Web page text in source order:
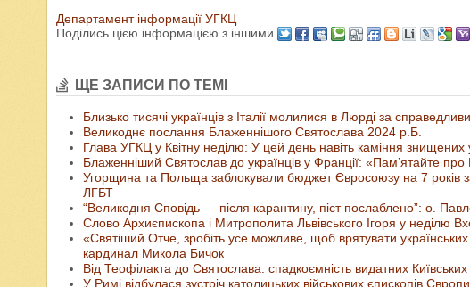
Департамент інформації УГКЦ
Поділись цією інформацією з іншими
ЩЕ ЗАПИСИ ПО ТЕМІ
Близько тисячі українців з Італії молилися в Люрді за
Великоднє послання Блаженнішого Святослава 2024 р.Б.
Глава УГКЦ у Квітну неділю: У цей день навіть каміння знищених
Блаженніший Святослав до українців у Франції: «Пам’ятайте про
Угорщина та Польща заблокували бюджет Євросоюзу на 7 років
ЛГБТ
“Великодня Сповідь — після карантину, піст послаблено”: о.
Слово Архиєпископа і Митрополита Львівського Ігоря у неділю
«Святіший Отче, зробіть усе можливе, щоб врятувати
кардинал Микола Бичок
Від Теофілакта до Святослава: спадкоємність видатних
У Римі відбулася зустріч католицьких військових єпископів Європи